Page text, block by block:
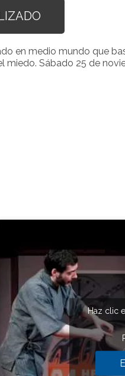
en medio mundo que
miedo. Sábado 25 de
Haz clic